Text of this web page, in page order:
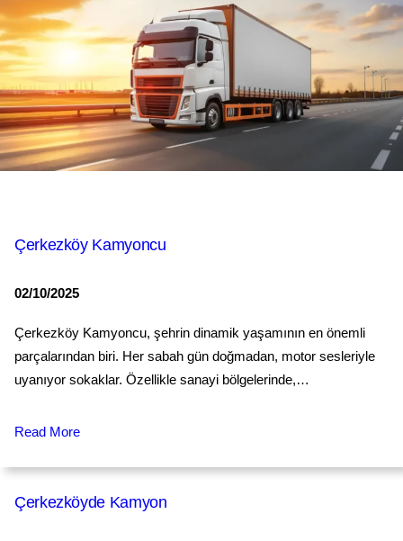
Çerkezköy Kamyoncu
02/10/2025
Çerkezköy Kamyoncu, şehrin dinamik yaşamının en önemli
parçalarından biri. Her sabah gün doğmadan, motor sesleriyle
uyanıyor sokaklar. Özellikle sanayi bölgelerinde,…
Read More
Çerkezköyde Kamyon